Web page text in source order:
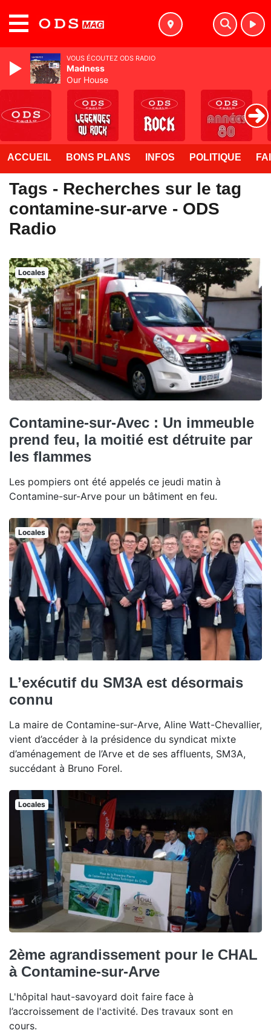
ACCUEIL BONS PLANS INFOS POLITIQUE
Tags - Recherches sur le tag
contamine-sur-arve - ODS
Radio
Locales
Contamine-sur-Avec : Un immeuble
prend feu, la moitié est détruite par
les flammes
Les pompiers ont été appelés ce jeudi matin à
Contamine-sur-Arve pour un bâtiment en feu.
Locales
L’exécutif du SM3A est désormais
connu
La maire de Contamine-sur-Arve, Aline Watt-Chevallier,
vient d’accéder à la présidence du syndicat mixte
d’aménagement de l’Arve et de ses affluents, SM3A,
succédant à Bruno Forel.
Locales
2ème agrandissement pour le CHAL
à Contamine-sur-Arve
L'hôpital haut-savoyard doit faire face à
l’accroissement de l'activité. Des travaux sont en
cours.
VOUS ÉCOUTEZ ODS RADIO
Madness
Our House